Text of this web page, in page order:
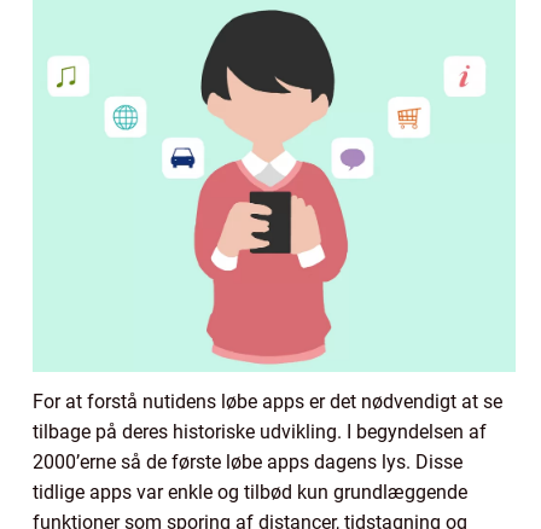
For at forstå nutidens løbe apps er det nødvendigt at se
tilbage på deres historiske udvikling. I begyndelsen af
2000’erne så de første løbe apps dagens lys. Disse
tidlige apps var enkle og tilbød kun grundlæggende
funktioner som sporing af distancer, tidstagning og